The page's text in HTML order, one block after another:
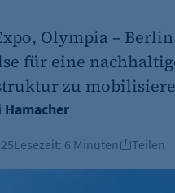
Olympia –
für eine
zu
Hamacher
Lesezeit: 6 Minuten Teilen